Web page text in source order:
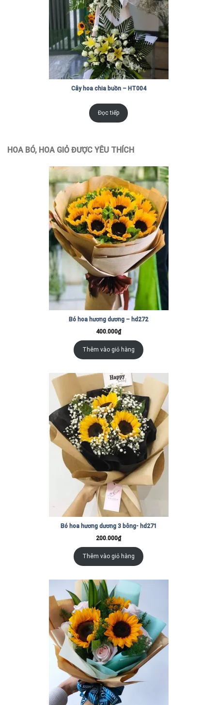
Cây hoa chia buồn – HT004
Đọc tiếp
HOA BÓ, HOA GIỎ ĐƯỢC YÊU THÍCH
Bó hoa hương dương – hd272
400.000₫
Thêm vào giỏ hàng
Bó hoa hương dương 3 bông- hd271
200.000₫
Thêm vào giỏ hàng